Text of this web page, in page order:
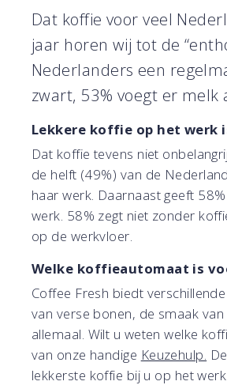
Dat koffie voor veel
jaar horen wij tot de
Nederlanders een
zwart, 53% voegt er
Lekkere koffie op het werk
Dat koffie tevens niet
de helft (49%) van de
haar werk. Daarnaast geeft
werk. 58% zegt niet zonder
op de werkvloer.
Welke koffieautomaat is
Coffee Fresh biedt
van verse bonen, de smaak
allemaal. Wilt u weten welke
van onze handige Keuzehulp.
lekkerste koffie bij u op het werk.